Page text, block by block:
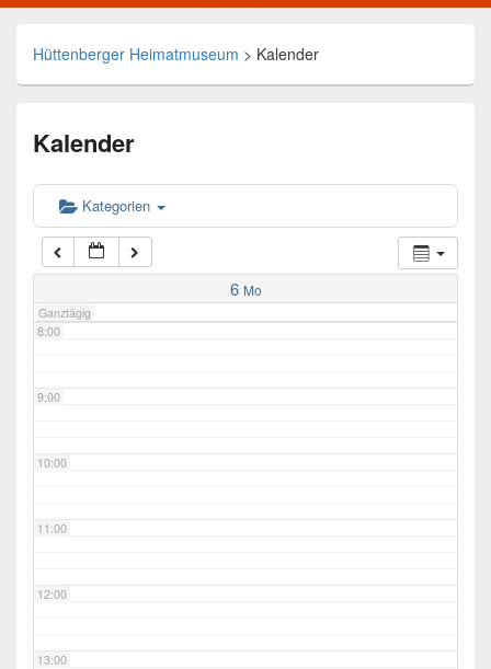
Hüttenberger Heimatmuseum > Kalender
Kalender
Kategorien
6 Mo
Ganztägig
5:00
6:00
7:00
8:00
9:00
10:00
11:00
12:00
13:00